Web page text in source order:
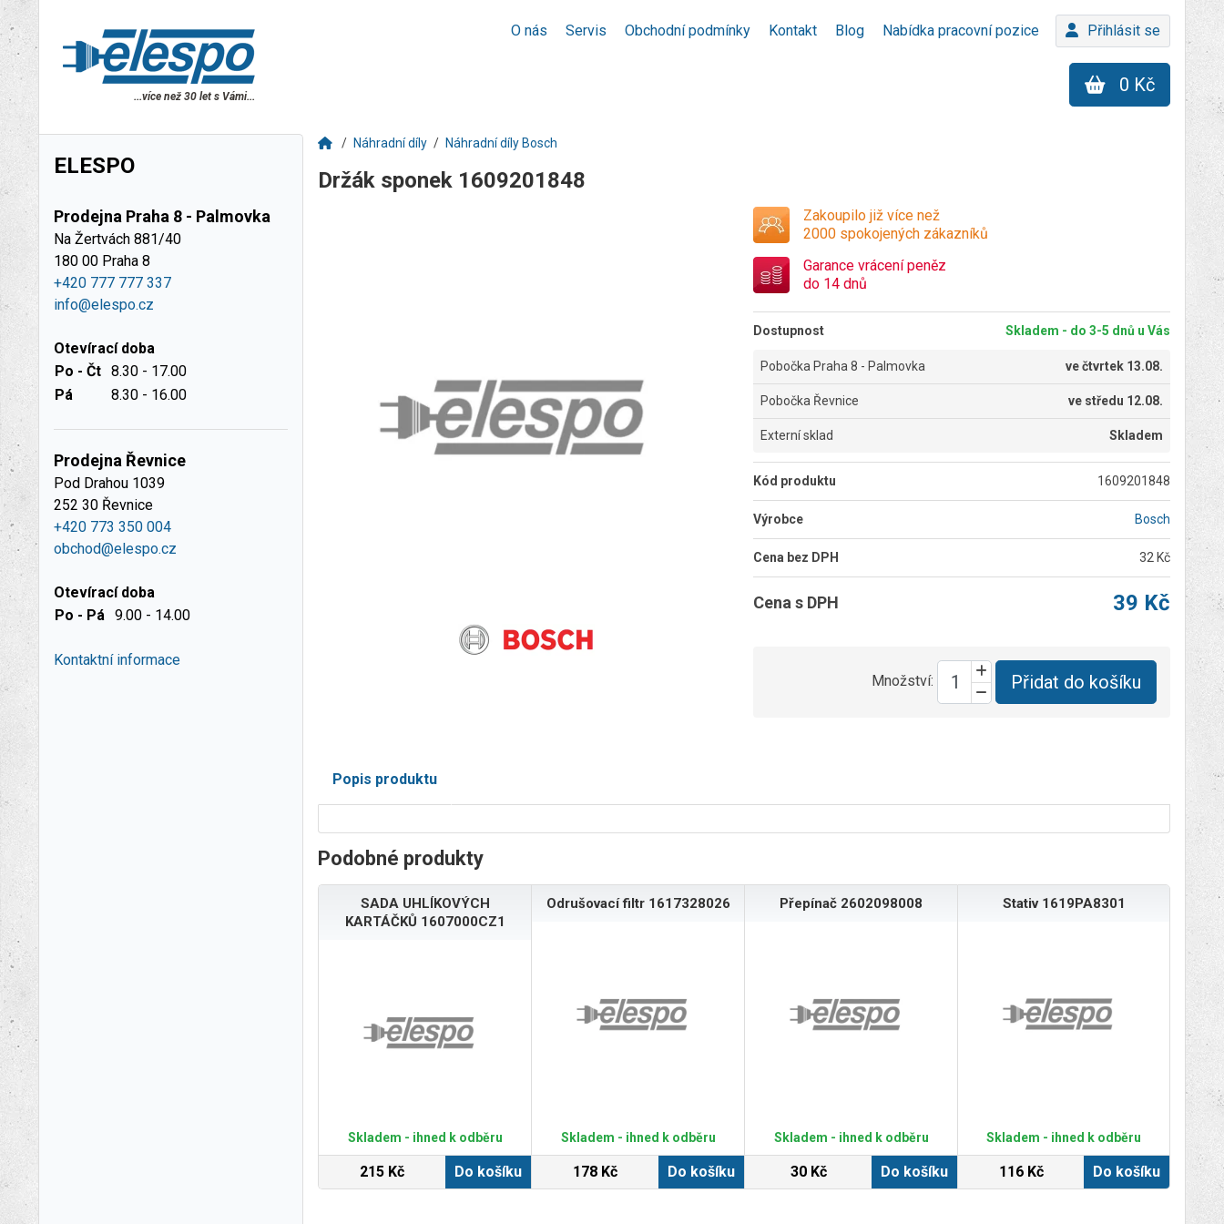
O nás Servis Obchodní podmínky Kontakt Blog Nabídka pracovní pozice Přihlásit se
...více než 30 let s Vámi...
0 Kč
ELESPO
Prodejna Praha 8 - Palmovka
Na Žertvách 881/40
180 00 Praha 8
+420 777 777 337
info@elespo.cz
Otevírací doba
Po - Čt 8.30 - 17.00
Pá
8.30 - 16.00
Prodejna Řevnice
Pod Drahou 1039
252 30 Řevnice
+420 773 350 004
obchod@elespo.cz
Otevírací doba
Po - Pá 9.00 - 14.00
Kontaktní informace
Náhradní díly Náhradní díly Bosch
Držák sponek 1609201848
Zakoupilo již více než
2000 spokojených zákazníků
Garance vrácení peněz
do 14 dnů
Dostupnost Skladem - do 3-5 dnů u Vás
Pobočka Praha 8 - Palmovka večtvrtek 13.08.
Pobočka Řevnice ve středu 12.08.
Externí sklad Skladem
Kód produktu 1609201848
Výrobce Bosch
Cena bez DPH 32 Kč
Cena s DPH 39 Kč
Množství: Přidat do košíku
Popis produktu
Podobné produkty
SADA UHLÍKOVÝCH
KARTÁČKŮ 1607000CZ1
Skladem - ihned k odběru
215 Kč Do košíku
Odrušovací filtr 1617328026
Skladem - ihned k odběru
178 Kč Do košíku
Přepínač 2602098008
Skladem - ihned k odběru
30 Kč Do košíku
Stativ 1619PA8301
Skladem - ihned k odběru
116 Kč Do košíku